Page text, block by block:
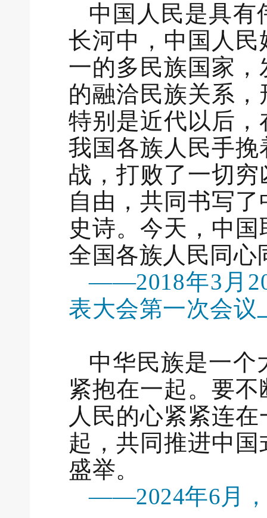
中国人民是具有
长河中，中国人
一的多民族国家
的融洽民族关系
特别是近代以后
我国各族人民手
战，打败了一切
自由，共同书写
史诗。今天，中
全国各族人民同心
——2018年3月
表大会第一次会议
中华民族是一个
紧抱在一起。要
人民的心紧紧连
起，共同推进中
盛举。
——2024年6月，